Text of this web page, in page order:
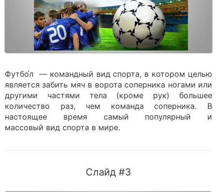
Футбо́л — командный вид спорта, в котором целью
является забить мяч в ворота соперника ногами или
другими частями тела (кроме рук) большее
количество раз, чем команда соперника. В
настоящее время самый популярный и
массовый вид спорта в мире.
Слайд #3